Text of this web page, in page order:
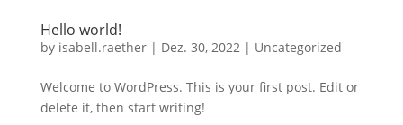
Hello world!
by isabell.raether| Dez. 30, 2022| Uncategorized
Welcome to WordPress. This is your first post. Edit or
delete it, then start writing!